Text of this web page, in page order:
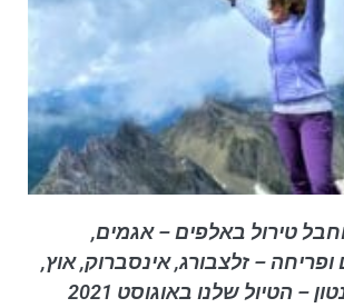
טירול באלפים – אגמים,
– זלצבורג, אינסברוק, אוץ,
– הטיול שלנו באוגוסט 2021